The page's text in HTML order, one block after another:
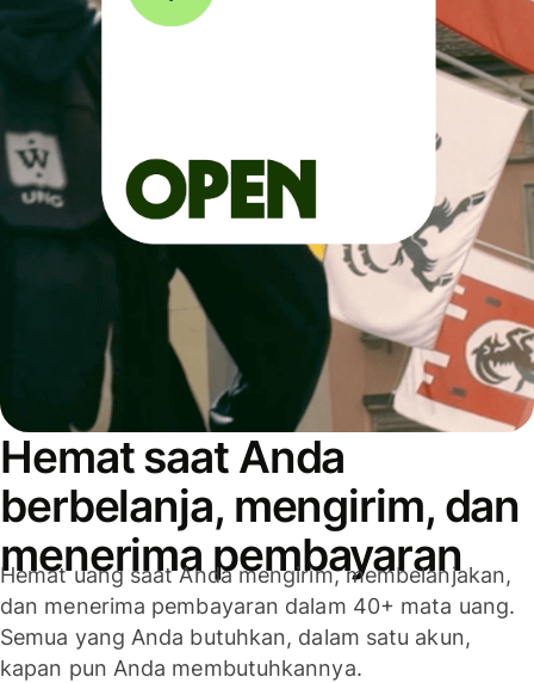
Hemat saat Anda
berbelanja, mengirim, dan
menerima pembayaran
Hemat uang saat Anda mengirim, membelanjakan,
dan menerima pembayaran dalam 40+ mata uang.
Semua yang Anda butuhkan, dalam satu akun,
kapan pun Anda membutuhkannya.